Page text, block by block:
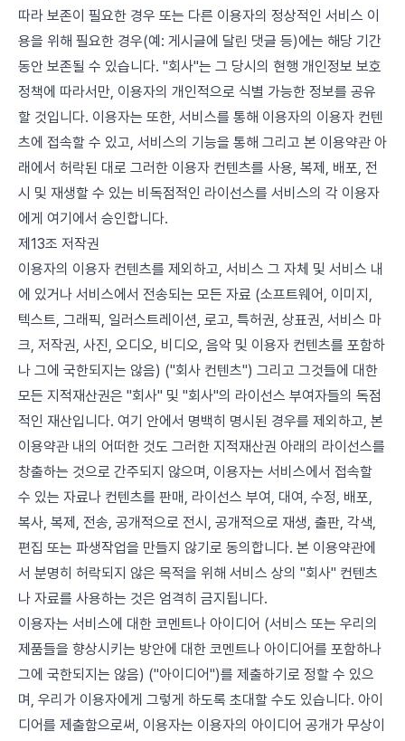
따라 보존이 필요한 경우 또는 다른 이용자의 정상적인 서비스 이
용을 위해 필요한 경우(예: 게시글에 달린 댓글 등)에는 해당 기간
동안 보존될 수 있습니다. "회사"는 그 당시의 현행 개인정보 보호
정책에 따라서만, 이용자의 개인적으로 식별 가능한 정보를 공유
할 것입니다. 이용자는 또한, 서비스를 통해 이용자의 이용자 컨텐
츠에 접속할 수 있고, 서비스의 기능을 통해 그리고 본 이용약관 아
래에서 허락된 대로 그러한 이용자 컨텐츠를 사용, 복제, 배포, 전
시 및 재생할 수 있는 비독점적인 라이선스를 서비스의 각 이용자
에게 여기에서 승인합니다.
제13조 저작권
이용자의 이용자 컨텐츠를 제외하고, 서비스 그 자체 및 서비스 내
에 있거나 서비스에서 전송되는 모든 자료 (소프트웨어, 이미지,
텍스트, 그래픽, 일러스트레이션, 로고, 특허권, 상표권, 서비스 마
크, 저작권, 사진, 오디오, 비디오, 음악 및 이용자 컨텐츠를 포함하
나 그에 국한되지는 않음) ("회사 컨텐츠") 그리고 그것들에 대한
모든 지적재산권은 "회사" 및 "회사"의 라이선스 부여자들의 독점
적인 재산입니다. 여기 안에서 명백히 명시된 경우를 제외하고, 본
이용약관 내의 어떠한 것도 그러한 지적재산권 아래의 라이선스를
창출하는 것으로 간주되지 않으며, 이용자는 서비스에서 접속할
수 있는 자료나 컨텐츠를 판매, 라이선스 부여, 대여, 수정, 배포,
복사, 복제, 전송, 공개적으로 전시, 공개적으로 재생, 출판, 각색,
편집 또는 파생작업을 만들지 않기로 동의합니다. 본 이용약관에
서 분명히 허락되지 않은 목적을 위해 서비스 상의 "회사" 컨텐츠
나 자료를 사용하는 것은 엄격히 금지됩니다.
이용자는 서비스에 대한 코멘트나 아이디어 (서비스 또는 우리의
제품들을 향상시키는 방안에 대한 코멘트나 아이디어를 포함하나
그에 국한되지는 않음) ("아이디어")를 제출하기로 정할 수 있으
며, 우리가 이용자에게 그렇게 하도록 초대할 수도 있습니다. 아이
디어를 제출함으로써, 이용자는 이용자의 아이디어 공개가 무상이